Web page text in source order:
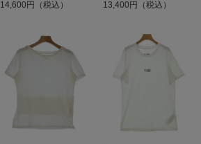
14,600円（税込） 13,400円（税込）